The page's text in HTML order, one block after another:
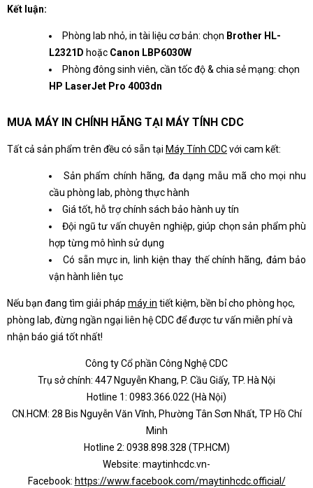
Kết luận:
Phòng lab nhỏ, in tài liệu cơ bản: chọn Brother HL-
L2321D hoặc Canon LBP6030W
Phòng đông sinh viên, cần tốc độ & chia sẻ mạng: chọn
HP LaserJet Pro 4003dn
MUA MÁY IN CHÍNH HÃNG TẠI MÁY TÍNH CDC
Tất cả sản phẩm trên đều có sẵn tại Máy Tính CDCvới cam kết:
Sản phẩm chính hãng, đa dạng mẫu mã cho mọi nhu
cầu phòng lab, phòng thực hành
Giá tốt, hỗ trợ chính sách bảo hành uy tín
Đội ngũ tư vấn chuyên nghiệp, giúp chọn sản phẩm phù
hợp từng mô hình sử dụng
Có sẵn mực in, linh kiện thay thế chính hãng, đảm bảo
vận hành liên tục
Nếu bạn đang tìm giải pháp máy in tiết kiệm, bền bỉ cho phòng học,
phòng lab, đừng ngần ngại liên hệ CDC để được tư vấn miễn phí và
nhận báo giá tốt nhất!
Công ty Cổ phần Công Nghệ CDC
Trụ sở chính: 447 Nguyễn Khang, P. Cầu Giấy, TP. Hà Nội
Hotline 1: 0983.366.022 (Hà Nội)
CN.HCM: 28 Bis Nguyễn Văn Vĩnh, Phường Tân Sơn Nhất, TP Hồ Chí
Minh
Hotline 2: 0938.898.328 (TP.HCM)
Website: maytinhcdc.vn-
Facebook: https://www.facebook.com/maytinhcdc.official/